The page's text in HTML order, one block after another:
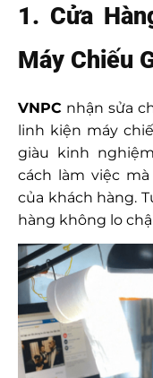
1. Cửa
Máy Chiếu
VNPC nhận sửa
linh kiện máy
giàu kinh
cách làm việc
của khách hàng.
hàng không lo